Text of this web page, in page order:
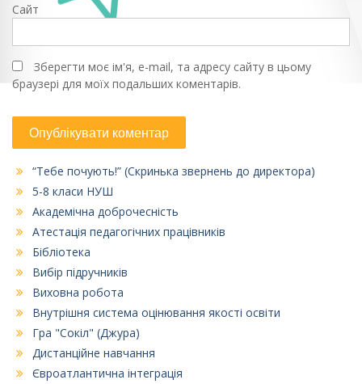
Сайт
Зберегти моє ім'я, e-mail, та адресу сайту в цьому
браузері для моїх подальших коментарів.
“Тебе почують!” (Скринька звернень до директора)
5-8 класи НУШ
Академічна доброчесність
Атестація педагогічних працівників
Бібліотека
Вибір підручників
Виховна робота
Внутрішня система оцінювання якості освіти
Гра "Сокіл" (Джура)
Дистанційне навчання
Євроатлантична інтеграція